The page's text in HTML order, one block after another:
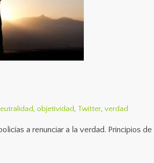
, objetividad, Twitter, verdad
a renunciar a la verdad. Principios de